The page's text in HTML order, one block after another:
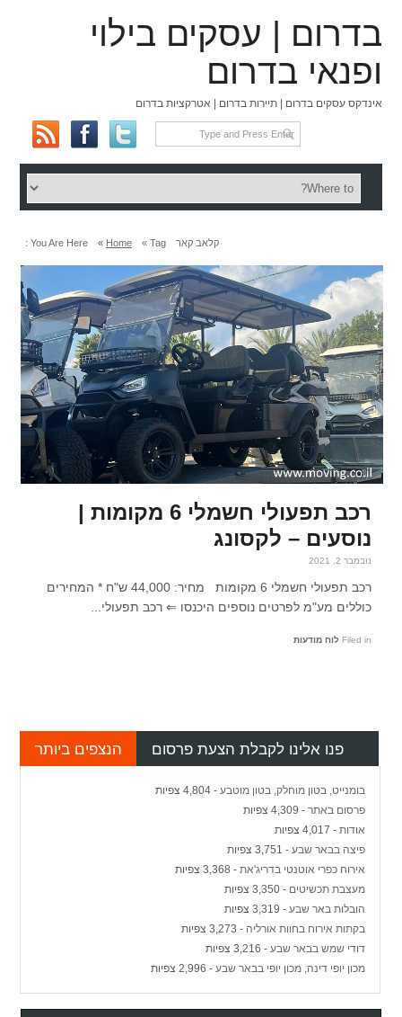
בדרום | עסקים בילוי
ופנאי בדרום
אינדקס עסקים בדרום | תיירות בדרום | אטרקציות בדרום
You Are Here : Home
» Tag » קלאב קאר
רכב תפעולי חשמלי 6 מקומות |
נוסעים – לקסונג
נובמבר 2, 2021
רכב תפעולי חשמלי 6 מקומות מחיר: 44,000 ש"ח * המחירים
כוללים מע"מ לפרטים נוספים היכנסו ⇐ רכב תפעולי...
Filed in לוח מודעות
הנצפים ביותר פנו אלינו לקבלת הצעת פרסום
בומנייט, בטון מוחלק, בטון מוטבע - 4,804 צפיות
פרסום באתר - 4,309 צפיות
אודות - 4,017 צפיות
פיצה בבאר שבע - 3,751 צפיות
אירוח כפרי אוטנטי בדריג'את - 3,368 צפיות
מעצבת תכשיטים - 3,350 צפיות
הובלות באר שבע - 3,319 צפיות
בקתות אירוח בחוות אורליה - 3,273 צפיות
דודי שמש בבאר שבע - 3,216 צפיות
מכון יופי דינה, מכון יופי בבאר שבע - 2,996 צפיות